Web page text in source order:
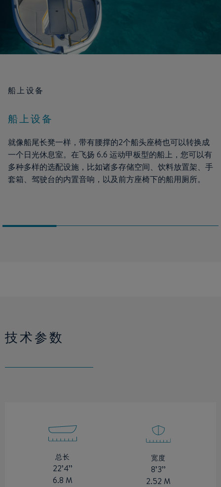
船上设备
船上设备
就像船尾长凳一样，带有腰撑的2个船头座椅也可以转换成
一个日光休息室。在飞扬 6.6 运动甲板型的船上，您可以有
多种多样的选配设施，比如诸多存储空间、饮料放置架、手
套箱、驾驶台的内置音响，以及前方座椅下的船用厕所。
技术参数
总长
22’4’’
6.8 M
宽度
8’3’’
2.52 M